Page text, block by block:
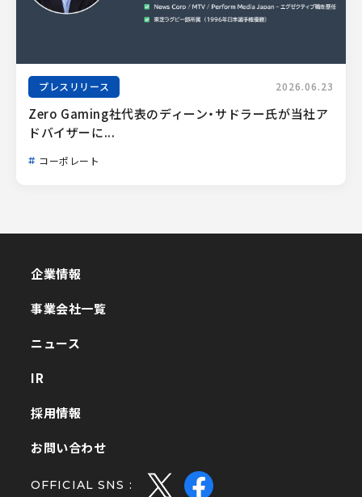
プレスリリース 2026.06.23
Zero Gaming社代表のディーン・サドラー氏が当社ア
ドバイザーに...
コーポレート
企業情報
事業会社一覧
ニュース
IR
採用情報
お問い合わせ
OFFICIAL SNS :